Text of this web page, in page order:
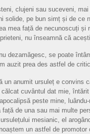
clujeni sau suceveni,
solide, pe bun simț și de ce
mea față de necunoscuți
nu înseamnă că
dezamăgesc, se poate
auzit prea des astfel de
un anumit ursuleț e convins
cuvântul dat mie,
peste mine,
de una sau mai multe
mesianic, el
un astfel de